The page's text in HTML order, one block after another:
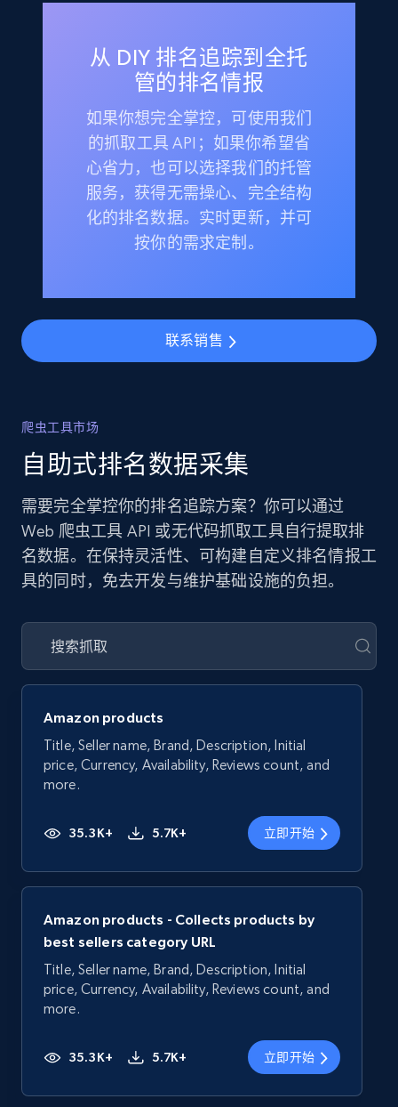
从 DIY 排名追踪到全托
管的排名情报
如果你想完全掌控，可使用我们
的抓取工具 API；如果你希望省
心省力，也可以选择我们的托管
服务，获得无需操心、完全结构
化的排名数据。实时更新，并可
按你的需求定制。
联系销售
爬虫工具市场
自助式排名数据采集
需要完全掌控你的排名追踪方案？你可以通过
Web 爬虫工具 API 或无代码抓取工具自行提取排
名数据。在保持灵活性、可构建自定义排名情报工
具的同时，免去开发与维护基础设施的负担。
Amazon products
Title, Seller name, Brand, Description, Initial
price, Currency, Availability, Reviews count, and
more.
35.3K+ 5.7K+ 立即开始
Amazon products - Collects products by
best sellers category URL
Title, Seller name, Brand, Description, Initial
price, Currency, Availability, Reviews count, and
more.
35.3K+ 5.7K+ 立即开始